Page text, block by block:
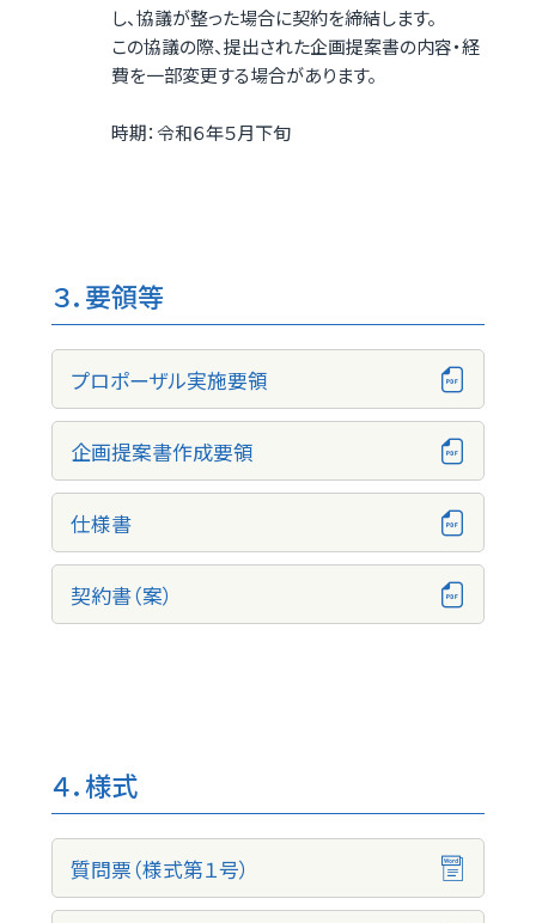
し、協議が整った場合に契約を締結します。
この協議の際、提出された企画提案書の内容・経
費を一部変更する場合があります。
時期：令和６年５月下旬
３．要領等
プロポーザル実施要領
企画提案書作成要領
仕様書
契約書（案）
４．様式
質問票（様式第１号）